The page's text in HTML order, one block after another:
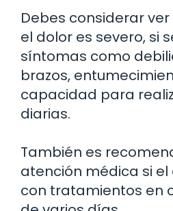
Debes considerar
el dolor es severo, si
síntomas como
brazos,
capacidad para
diarias.
También es
atención médica si
con tratamientos en